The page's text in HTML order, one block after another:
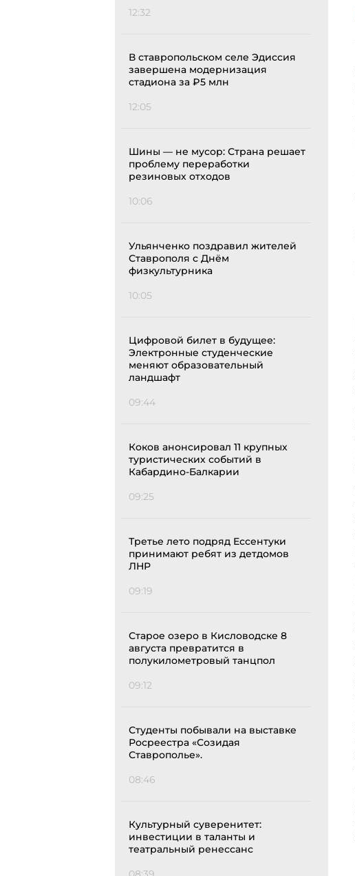
12:32
В ставропольском селе Эдиссия
завершена модернизация
стадиона за ₽5 млн
12:05
Шины — не мусор: Страна решает
проблему переработки
резиновых отходов
10:06
Ульянченко поздравил жителей
Ставрополя с Днём
физкультурника
10:05
Цифровой билет в будущее:
Электронные студенческие
меняют образовательный
ландшафт
09:44
Коков анонсировал 11 крупных
туристических событий в
Кабардино-Балкарии
09:25
Третье лето подряд Ессентуки
принимают ребят из детдомов
ЛНР
09:19
Старое озеро в Кисловодске 8
августа превратится в
полукилометровый танцпол
09:12
Студенты побывали на выставке
Росреестра «Созидая
Ставрополье».
08:46
Культурный суверенитет:
инвестиции в таланты и
театральный ренессанс